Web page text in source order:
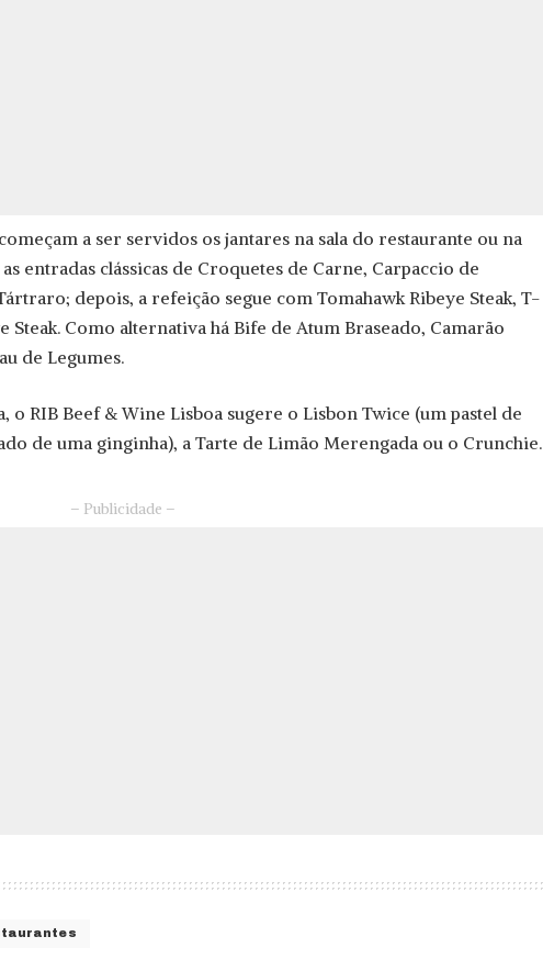
a ser servidos os jantares na sala do restaurante ou na
entradas clássicas de Croquetes de Carne, Carpaccio de
depois, a refeição segue com Tomahawk Ribeye Steak, T-
Steak. Como alternativa há Bife de Atum Braseado, Camarão
de Legumes.
o RIB Beef & Wine Lisboa sugere o Lisbon Twice (um pastel de
de uma ginginha), a Tarte de Limão Merengada ou o Crunchie.
– Publicidade –